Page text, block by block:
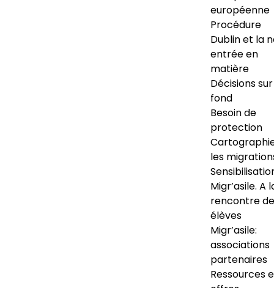
européenne
Procédure
Dublin et la
entrée en
matière
Décisions
fond
Besoin de
protection
les
Migr’asile. A
rencontre
élèves
Migr’asile:
associations
partenaires
Ressources